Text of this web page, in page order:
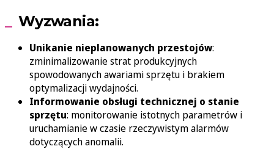
Wyzwania:
Unikanie nieplanowanych przestojów:
zminimalizowanie strat produkcyjnych
spowodowanych awariami sprzętu i brakiem
optymalizacji wydajności.
Informowanie obsługi technicznej o stanie
sprzętu: monitorowanie istotnych parametrów i
uruchamianie w czasie rzeczywistym alarmów
dotyczących anomalii.